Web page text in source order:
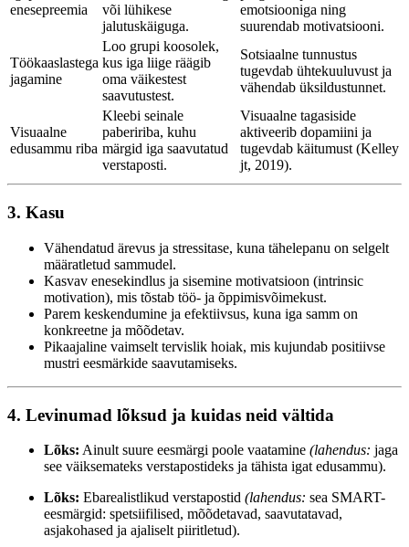
enesepreemia
või lühikese
jalutuskäiguga.
emotsiooniga ning
suurendab motivatsiooni.
Töökaaslastega
jagamine
Loo grupi koosolek,
kus iga liige räägib
oma väikestest
saavutustest.
Sotsiaalne tunnustus
tugevdab ühtekuuluvust ja
vähendab üksildustunnet.
Visuaalne
edusammu riba
Kleebi seinale
pabeririba, kuhu
märgid iga saavutatud
verstaposti.
Visuaalne tagasiside
aktiveerib dopamiini ja
tugevdab käitumust (Kelley
jt, 2019).
3. Kasu
Vähendatud ärevus ja stressitase, kuna tähelepanu on selgelt
määratletud sammudel.
Kasvav enesekindlus ja sisemine motivatsioon (intrinsic
motivation), mis tõstab töö- ja õppimisvõimekust.
Parem keskendumine ja efektiivsus, kuna iga samm on
konkreetne ja mõõdetav.
Pikaajaline vaimselt tervislik hoiak, mis kujundab positiivse
mustri eesmärkide saavutamiseks.
4. Levinumad lõksud ja kuidas neid vältida
Lõks: Ainult suure eesmärgi poole vaatamine (lahendus: jaga
see väiksemateks verstapostideks ja tähista igat edusammu).
Lõks: Ebarealistlikud verstapostid (lahendus: sea SMART-
eesmärgid: spetsiifilised, mõõdetavad, saavutatavad,
asjakohased ja ajaliselt piiritletud).